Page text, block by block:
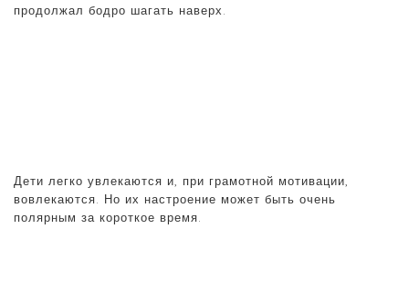
продолжал бодро шагать наверх.
Дети легко увлекаются и, при грамотной мотивации,
вовлекаются. Но их настроение может быть очень
полярным за короткое время.